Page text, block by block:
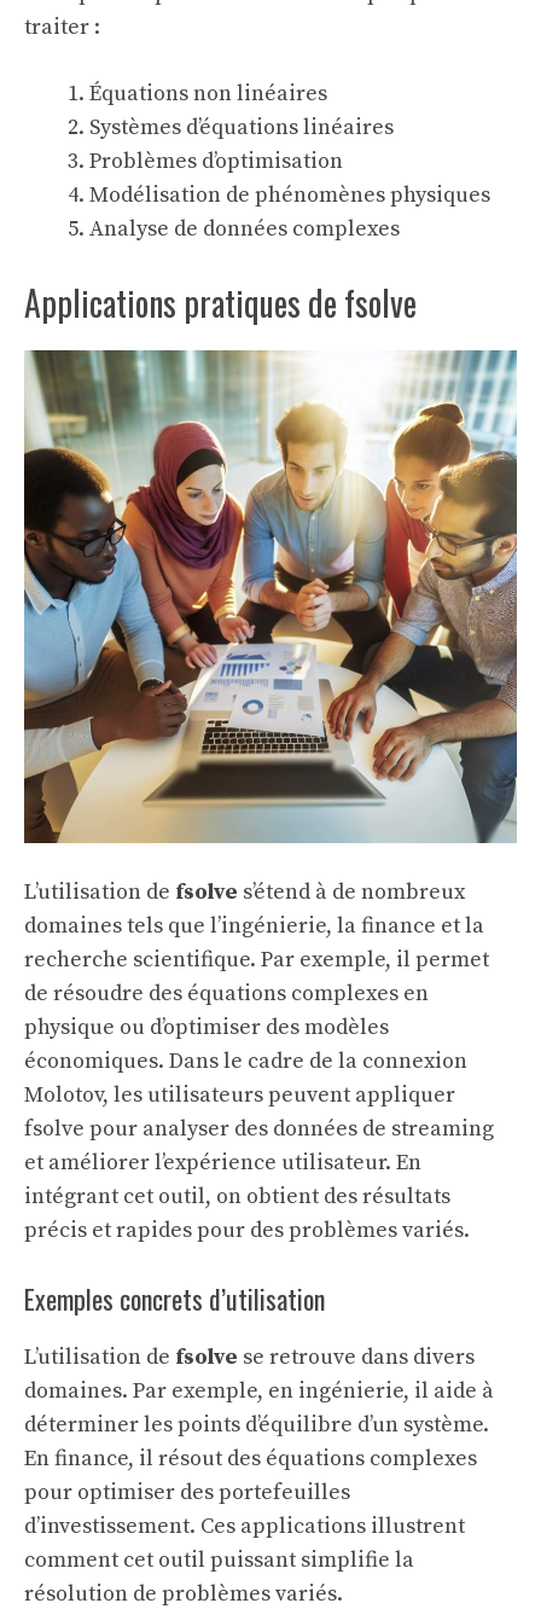
traiter :
Équations non linéaires
Systèmes d’équations linéaires
Problèmes d’optimisation
Modélisation de phénomènes physiques
Analyse de données complexes
Applications pratiques de fsolve
L’utilisation de fsolve s’étend à de nombreux
domaines tels que l’ingénierie, la finance et la
recherche scientifique. Par exemple, il permet
de résoudre des équations complexes en
physique ou d’optimiser des modèles
économiques. Dans le cadre de la connexion
Molotov, les utilisateurs peuvent appliquer
fsolve pour analyser des données de streaming
et améliorer l’expérience utilisateur. En
intégrant cet outil, on obtient des résultats
précis et rapides pour des problèmes variés.
Exemples concrets d’utilisation
L’utilisation de fsolve se retrouve dans divers
domaines. Par exemple, en ingénierie, il aide à
déterminer les points d’équilibre d’un système.
En finance, il résout des équations complexes
pour optimiser des portefeuilles
d’investissement. Ces applications illustrent
comment cet outil puissant simplifie la
résolution de problèmes variés.